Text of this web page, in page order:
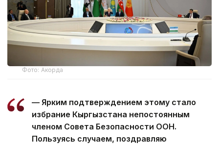
Фото: Акорда
— Ярким подтверждением этому стало
избрание Кыргызстана непостоянным
членом Совета Безопасности ООН.
Пользуясь случаем, поздравляю